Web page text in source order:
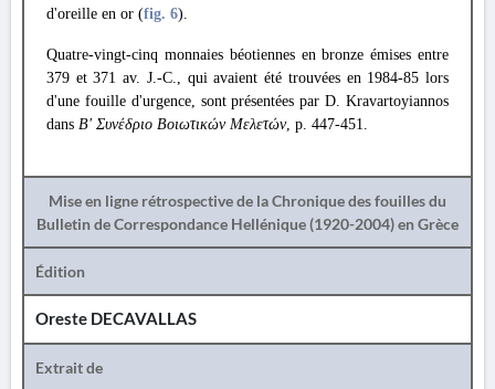
d'oreille en or (fig. 6).
Quatre-vingt-cinq monnaies béotiennes en bronze émises entre
379 et 371 av. J.-C., qui avaient été trouvées en 1984-85 lors
d'une fouille d'urgence, sont présentées par D. Kravartoyiannos
dans Β' Συνέδριο Βοιωτικών Μελετών, p. 447-451.
Mise en ligne rétrospective de la Chronique des fouilles du
Bulletin de Correspondance Hellénique (1920-2004) en Grèce
Édition
Oreste DECAVALLAS
Extrait de